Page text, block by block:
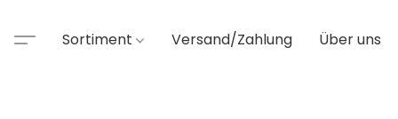
Sortiment Versand/Zahlung Über uns